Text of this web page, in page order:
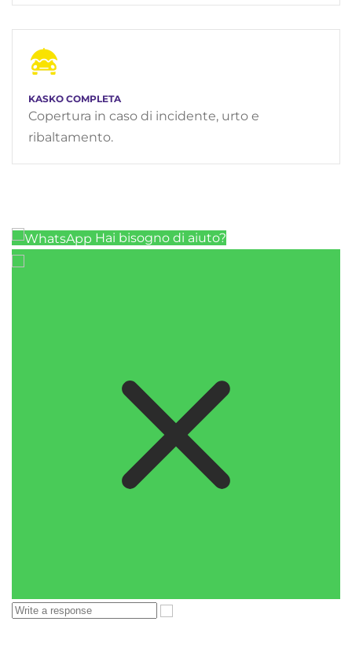
KASKO COMPLETA
Copertura in caso di incidente, urto e
ribaltamento.
Hai bisogno di aiuto?